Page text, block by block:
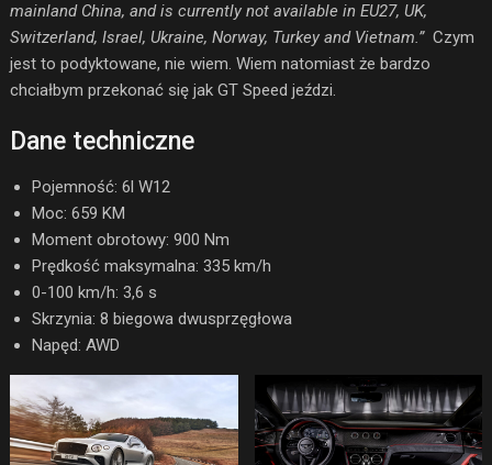
mainland China, and is currently not available in EU27, UK,
Switzerland, Israel, Ukraine, Norway, Turkey and Vietnam.” Czym
jest to podyktowane, nie wiem. Wiem natomiast że bardzo
chciałbym przekonać się jak GT Speed jeździ.
Dane techniczne
Pojemność: 6l W12
Moc: 659 KM
Moment obrotowy: 900 Nm
Prędkość maksymalna: 335 km/h
0-100 km/h: 3,6 s
Skrzynia: 8 biegowa dwusprzęgłowa
Napęd: AWD